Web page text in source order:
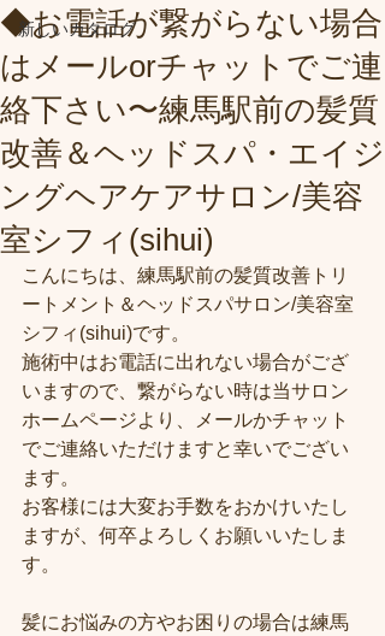
新しいカタログ
◆お電話が繋がらない場合
はメールorチャットでご連
絡下さい〜練馬駅前の髪質
改善＆ヘッドスパ・エイジ
ングヘアケアサロン/美容
室シフィ(sihui)
こんにちは、練馬駅前の髪質改善トリ
ートメント＆ヘッドスパサロン/美容室
シフィ(sihui)です。
施術中はお電話に出れない場合がござ
いますので、繋がらない時は当サロン
ホームページより、メールかチャット
でご連絡いただけますと幸いでござい
ます。
お客様には大変お手数をおかけいたし
ますが、何卒よろしくお願いいたしま
す。
髪にお悩みの方やお困りの場合は練馬